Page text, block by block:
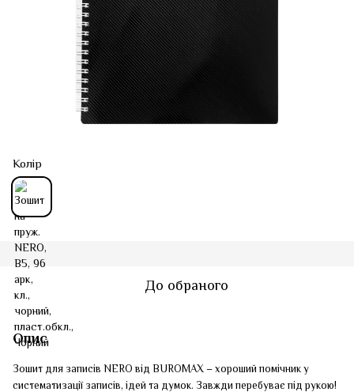
Колір
До обраного
Опис
Зошит для записів NERO від BUROMAX – хороший помічник у
систематизації записів, ідей та думок. Завжди перебуває під рукою!